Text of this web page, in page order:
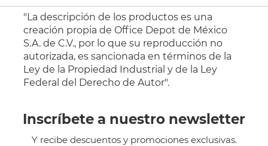
"La descripción de los productos es una
creación propia de Office Depot de México
S.A. de C.V., por lo que su reproducción no
autorizada, es sancionada en términos de la
Ley de la Propiedad Industrial y de la Ley
Federal del Derecho de Autor".
Inscríbete a nuestro newsletter
Y recibe descuentos y promociones exclusivas.